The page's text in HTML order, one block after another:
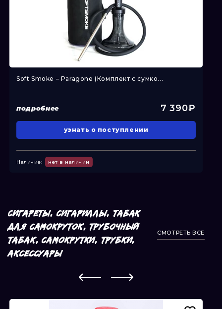
Soft Smoke – Paragone (Комплект с сумко...
подробнее 7 390₽
узнать о поступлении
Наличие: нет в наличии
СИГАРЕТЫ, СИГАРИЛЛЫ, ТАБАК
ДЛЯ САМОКРУТОК, ТРУБОЧНЫЙ
ТАБАК, САМОКРУТКИ, ТРУБКИ,
АКСЕССУАРЫ
СМОТРЕТЬ ВСЕ